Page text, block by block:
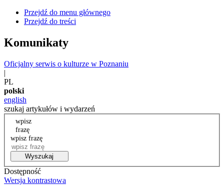
Przejdź do menu głównego
Przejdź do treści
Komunikaty
Oficjalny serwis o kulturze w Poznaniu
|
PL
polski
english
szukaj artykułów i wydarzeń
wpisz
frazę
wpisz frazę
Wyszukaj
Dostępność
Wersja kontrastowa